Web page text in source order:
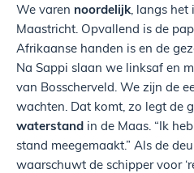
We varen noordelijk , langs
Maastricht. Opvallend is de
Afrikaanse handen is en de
Na Sappi slaan we linksaf en
van Bosscherveld. We zijn de
wachten. Dat komt, zo legt de
waterstand in de Maas. “Ik
stand meegemaakt.” Als de
waarschuwt de schipper voor